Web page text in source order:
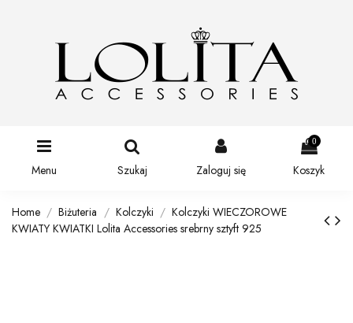
Menu Szukaj Zaloguj się
0
Koszyk
Home Biżuteria Kolczyki
Kolczyki WIECZOROWE
KWIATY KWIATKI Lolita Accessories srebrny sztyft 925